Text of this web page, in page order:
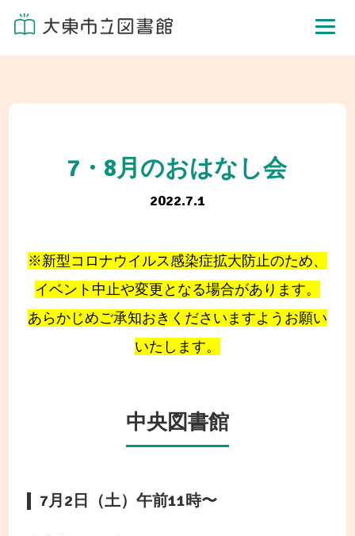
7・8月のおはなし会
2022.7.1
※新型コロナウイルス感染症拡大防止のため、
イベント中止や変更となる場合があります。
あらかじめご承知おきくださいますようお願い
いたします。
中央図書館
7月2日（土）午前11時〜